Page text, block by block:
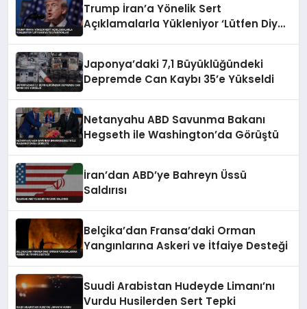
Trump İran’a Yönelik Sert
Açıklamalarla Yükleniyor ‘Lütfen Diye
Japonya’daki 7,1 Büyüklüğündeki
Depremde Can Kaybı 35’e Yükseldi
Netanyahu ABD Savunma Bakanı
Hegseth ile Washington’da Görüştü
İran’dan ABD’ye Bahreyn Üssü
Saldırısı
Belçika’dan Fransa’daki Orman
Yangınlarına Askeri ve İtfaiye Desteği
Suudi Arabistan Hudeyde Limanı’nı
Vurdu Husilerden Sert Tepki